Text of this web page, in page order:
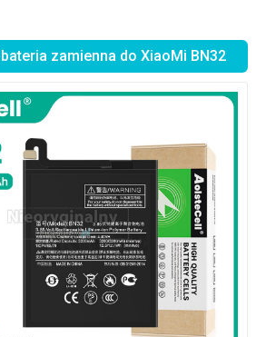
zamienna do XiaoMi BN32